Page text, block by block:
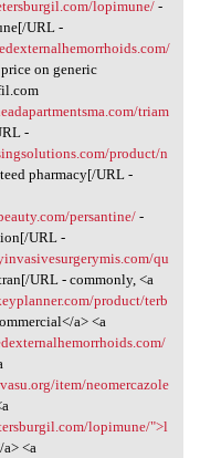
lopimune/-
URL -
on generic
triam
-
product/n
pharmacy[/URL -
persantine/-
URL -
qu
URL - commonly, <a
product/terb
a> <a
item/neomercazole
lopimune/">l
<a